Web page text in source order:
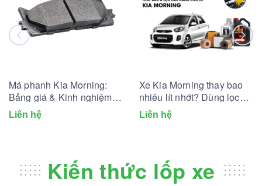
Má phanh Kia Morning:
Bảng giá & Kinh nghiệm
thay lắp
Liên hệ
Xe Kia Morning thay bao
nhiêu lít nhớt? Dùng lọc
dầu nhớt nào?
Liên hệ
Kiến thức lốp xe